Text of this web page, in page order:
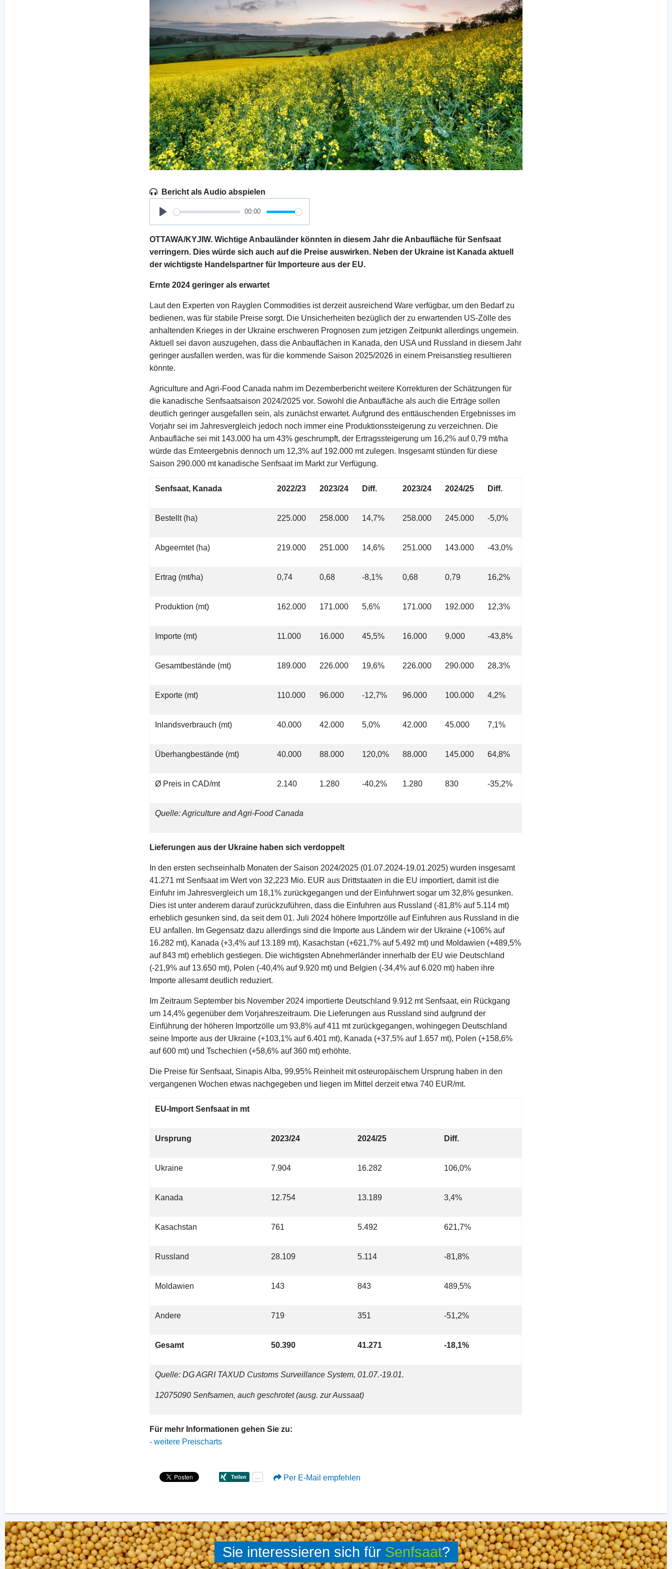
Bericht als Audio abspielen
Play
00:00
OTTAWA/KYJIW. Wichtige Anbauländer könnten in diesem Jahr die Anbaufläche für Senfsaat
verringern. Dies würde sich auch auf die Preise auswirken. Neben der Ukraine ist Kanada aktuell
der wichtigste Handelspartner für Importeure aus der EU.
Ernte 2024 geringer als erwartet
Laut den Experten von Rayglen Commodities ist derzeit ausreichend Ware verfügbar, um den Bedarf zu
bedienen, was für stabile Preise sorgt. Die Unsicherheiten bezüglich der zu erwartenden US-Zölle des
anhaltenden Krieges in der Ukraine erschweren Prognosen zum jetzigen Zeitpunkt allerdings ungemein.
Aktuell sei davon auszugehen, dass die Anbauflächen in Kanada, den USA und Russland in diesem Jahr
geringer ausfallen werden, was für die kommende Saison 2025/2026 in einem Preisanstieg resultieren
könnte.
Agriculture and Agri-Food Canada nahm im Dezemberbericht weitere Korrekturen der Schätzungen für
die kanadische Senfsaatsaison 2024/2025 vor. Sowohl die Anbaufläche als auch die Erträge sollen
deutlich geringer ausgefallen sein, als zunächst erwartet. Aufgrund des enttäuschenden Ergebnisses im
Vorjahr sei im Jahresvergleich jedoch noch immer eine Produktionssteigerung zu verzeichnen. Die
Anbaufläche sei mit 143.000 ha um 43% geschrumpft, der Ertragssteigerung um 16,2% auf 0,79 mt/ha
würde das Ernteergebnis dennoch um 12,3% auf 192.000 mt zulegen. Insgesamt stünden für diese
Saison 290.000 mt kanadische Senfsaat im Markt zur Verfügung.
Senfsaat, Kanada 2022/23 2023/24 Diff. 2023/24 2024/25 Diff.
Bestellt (ha) 225.000 258.000 14,7% 258.000 245.000 -5,0%
Abgeerntet (ha) 219.000 251.000 14,6% 251.000 143.000 -43,0%
Ertrag (mt/ha) 0,74 0,68 -8,1% 0,68 0,79 16,2%
Produktion (mt) 162.000 171.000 5,6% 171.000 192.000 12,3%
Importe (mt) 11.000 16.000 45,5% 16.000 9.000 -43,8%
Gesamtbestände (mt) 189.000 226.000 19,6% 226.000 290.000 28,3%
Exporte (mt) 110.000 96.000 -12,7% 96.000 100.000 4,2%
Inlandsverbrauch (mt) 40.000 42.000 5,0% 42.000 45.000 7,1%
Überhangbestände (mt) 40.000 88.000 120,0% 88.000 145.000 64,8%
Ø Preis in CAD/mt 2.140 1.280 -40,2% 1.280 830 -35,2%
Quelle: Agriculture and Agri-Food Canada
Lieferungen aus der Ukraine haben sich verdoppelt
In den ersten sechseinhalb Monaten der Saison 2024/2025 (01.07.2024-19.01.2025) wurden insgesamt
41.271 mt Senfsaat im Wert von 32,223 Mio. EUR aus Drittstaaten in die EU importiert, damit ist die
Einfuhr im Jahresvergleich um 18,1% zurückgegangen und der Einfuhrwert sogar um 32,8% gesunken.
Dies ist unter anderem darauf zurückzuführen, dass die Einfuhren aus Russland (-81,8% auf 5.114 mt)
erheblich gesunken sind, da seit dem 01. Juli 2024 höhere Importzölle auf Einfuhren aus Russland in die
EU anfallen. Im Gegensatz dazu allerdings sind die Importe aus Ländern wir der Ukraine (+106% auf
16.282 mt), Kanada (+3,4% auf 13.189 mt), Kasachstan (+621,7% auf 5.492 mt) und Moldawien (+489,5%
auf 843 mt) erheblich gestiegen. Die wichtigsten Abnehmerländer innerhalb der EU wie Deutschland
(-21,9% auf 13.650 mt), Polen (-40,4% auf 9.920 mt) und Belgien (-34,4% auf 6.020 mt) haben ihre
Importe allesamt deutlich reduziert.
Im Zeitraum September bis November 2024 importierte Deutschland 9.912 mt Senfsaat, ein Rückgang
um 14,4% gegenüber dem Vorjahreszeitraum. Die Lieferungen aus Russland sind aufgrund der
Einführung der höheren Importzölle um 93,8% auf 411 mt zurückgegangen, wohingegen Deutschland
seine Importe aus der Ukraine (+103,1% auf 6.401 mt), Kanada (+37,5% auf 1.657 mt), Polen (+158,6%
auf 600 mt) und Tschechien (+58,6% auf 360 mt) erhöhte.
Die Preise für Senfsaat, Sinapis Alba, 99,95% Reinheit mit osteuropäischem Ursprung haben in den
vergangenen Wochen etwas nachgegeben und liegen im Mittel derzeit etwa 740 EUR/mt.
EU-Import Senfsaat in mt
Ursprung 2023/24 2024/25 Diff.
Ukraine 7.904 16.282 106,0%
Kanada 12.754 13.189 3,4%
Kasachstan 761 5.492 621,7%
Russland 28.109 5.114 -81,8%
Moldawien 143 843 489,5%
Andere 719 351 -51,2%
Gesamt 50.390 41.271 -18,1%
Quelle: DG AGRI TAXUD Customs Surveillance System, 01.07.-19.01.
12075090 Senfsamen, auch geschrotet (ausg. zur Aussaat)
Für mehr Informationen gehen Sie zu:
-weitere Preischarts
Per E-Mail empfehlen
Sie interessieren sich für Senfsaat?